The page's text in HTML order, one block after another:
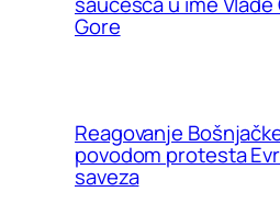
Gore
Reagovanje
povodom protesta
saveza